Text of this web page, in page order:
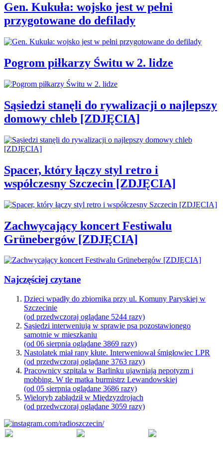
Gen. Kukuła: wojsko jest w pełni
przygotowane do defilady
Pogrom piłkarzy Świtu w 2. lidze
Sąsiedzi stanęli do rywalizacji o najlepszy
domowy chleb [ZDJĘCIA]
Spacer, który łączy styl retro i
współczesny Szczecin [ZDJĘCIA]
Zachwycający koncert Festiwalu
Grünebergów [ZDJĘCIA]
Najczęściej czytane
Dzieci wpadły do zbiornika przy ul. Komuny Paryskiej w
Szczecinie
(od przedwczoraj oglądane 5244 razy)
Sąsiedzi interweniują w sprawie psa pozostawionego
samotnie w mieszkaniu
(od 06 sierpnia oglądane 3869 razy)
Nastolatek miał rany kłute. Interweniował śmigłowiec LPR
(od przedwczoraj oglądane 3763 razy)
Pracownicy szpitala w Barlinku ujawniają nepotyzm i
mobbing. W tle matka burmistrz Lewandowskiej
(od 05 sierpnia oglądane 3686 razy)
Wieloryb zabłądził w Międzyzdrojach
(od przedwczoraj oglądane 3059 razy)